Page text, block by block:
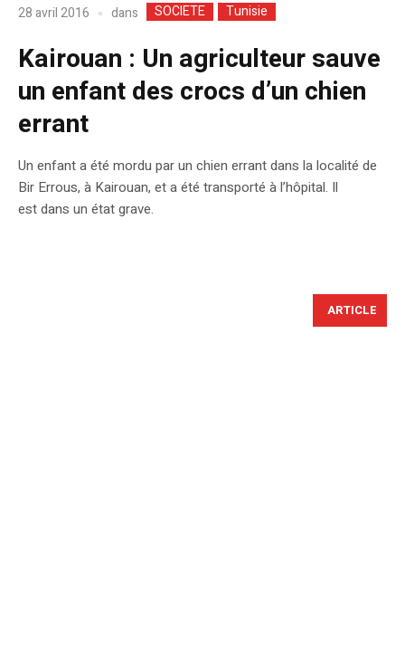
28 avril 2016 dans SOCIETE Tunisie
Kairouan : Un agriculteur sauve
un enfant des crocs d’un chien
errant
Un enfant a été mordu par un chien errant dans la localité de
Bir Errous, à Kairouan, et a été transporté à l’hôpital. Il
est dans un état grave.
ARTICLE